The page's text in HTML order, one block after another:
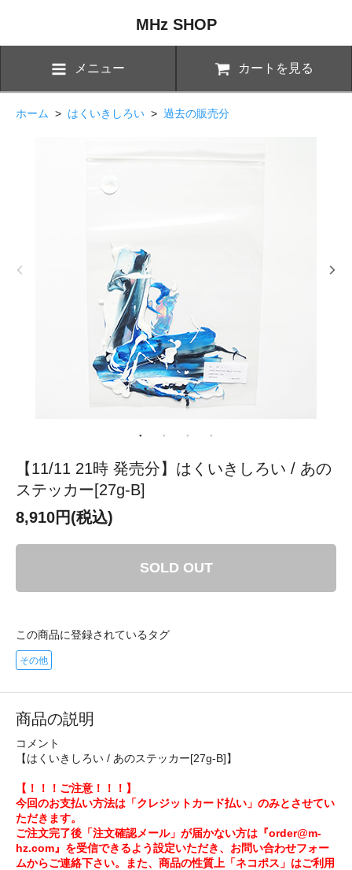
MHz SHOP
メニュー カートを見る
ホーム > はくいきしろい > 過去の販売分
【11/11 21時 発売分】はくいきしろい / あの
ステッカー[27g-B]
8,910円(税込)
SOLD OUT
この商品に登録されているタグ
その他
商品の説明
コメント
【はくいきしろい / あのステッカー[27g-B]】
【！！！ご注意！！！】
今回のお支払い方法は「クレジットカード払い」のみとさせてい
ただきます。
ご注文完了後「注文確認メール」が届かない方は『order@m-
hz.com』を受信できるよう設定いただき、お問い合わせフォー
ムからご連絡下さい。また、商品の性質上「ネコポス」はご利用